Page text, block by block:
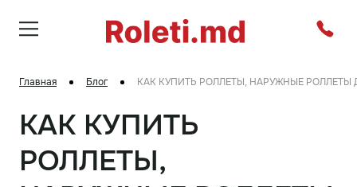
Главная Блог КАК КУПИТЬ РОЛЛЕТЫ, НАРУЖНЫЕ
КАК КУПИТЬ
РОЛЛЕТЫ,